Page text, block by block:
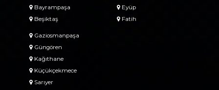
Bayrampaşa
Beşiktaş
Eyüp
Fatih
Gaziosmanpaşa
Güngören
Kağıthane
Küçükçekmece
Sarıyer